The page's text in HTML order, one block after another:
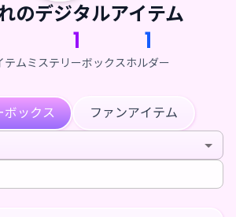
のデジタルアイテム
テム
1
ミステリーボックス
1
ホルダー
ボックス ファンアイテム